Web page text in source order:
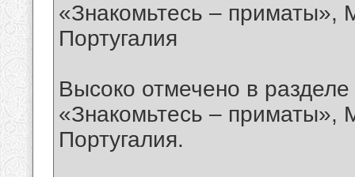
«Знакомьтесь – приматы»,
Португалия
Высоко отмечено в
«Знакомьтесь – приматы»,
Португалия.